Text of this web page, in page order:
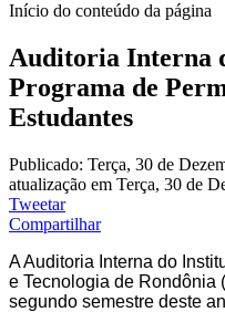
Início do conteúdo da página
Auditoria Interna
Programa de
Estudantes
Publicado: Terça, 30 de
atualização em Terça, 30 de
Tweetar
Compartilhar
A Auditoria Interna do
e Tecnologia de Rondônia
segundo semestre deste